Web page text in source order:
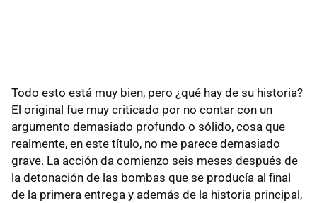
Todo esto está muy bien, pero ¿qué hay de su historia?
El original fue muy criticado por no contar con un
argumento demasiado profundo o sólido, cosa que
realmente, en este título, no me parece demasiado
grave. La acción da comienzo seis meses después de
la detonación de las bombas que se producía al final
de la primera entrega y además de la historia principal,